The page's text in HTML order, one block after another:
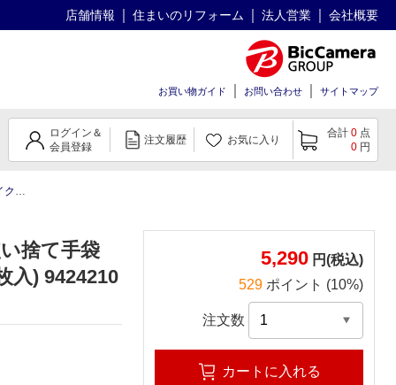
店舗情報 住まいのリフォーム 法人営業 会社概要
お買い物ガイド お問い合わせ サイトマップ
ログイン＆
会員登録
注文履歴 お気に入り
合計 0 点
0 円
入)
捨て手袋
入) 9424210
5,290 円(税込)
529 ポイント (10%)
注文数
カートに入れる